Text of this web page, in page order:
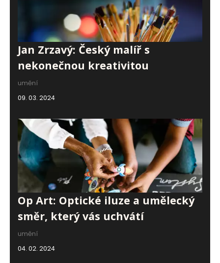
Jan Zrzavý: Český malíř s
nekonečnou kreativitou
umění
09. 03. 2024
Op Art: Optické iluze a umělecký
směr, který vás uchvátí
umění
04. 02. 2024